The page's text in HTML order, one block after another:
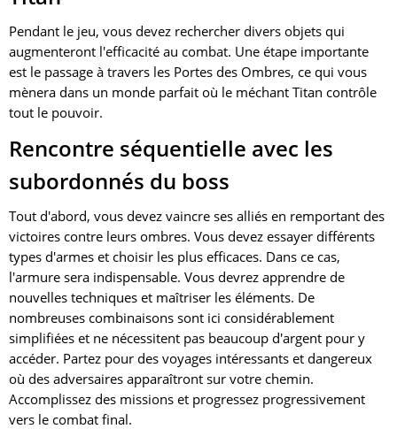
Pendant le jeu, vous devez rechercher divers objets qui
augmenteront l'efficacité au combat. Une étape importante
est le passage à travers les Portes des Ombres, ce qui vous
mènera dans un monde parfait où le méchant Titan contrôle
tout le pouvoir.
Rencontre séquentielle avec les
subordonnés du boss
Tout d'abord, vous devez vaincre ses alliés en remportant des
victoires contre leurs ombres. Vous devez essayer différents
types d'armes et choisir les plus efficaces. Dans ce cas,
l'armure sera indispensable. Vous devrez apprendre de
nouvelles techniques et maîtriser les éléments. De
nombreuses combinaisons sont ici considérablement
simplifiées et ne nécessitent pas beaucoup d'argent pour y
accéder. Partez pour des voyages intéressants et dangereux
où des adversaires apparaîtront sur votre chemin.
Accomplissez des missions et progressez progressivement
vers le combat final.